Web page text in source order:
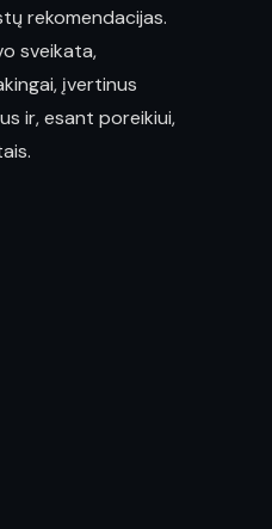
rekomendacijas.
sveikata,
įvertinus
ir, esant poreikiui,